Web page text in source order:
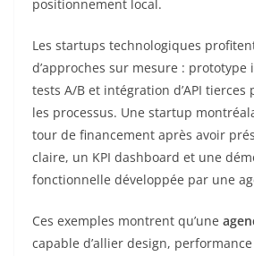
positionnement local.
Les startups technologiques
d’approches sur mesure :
tests A/B et intégration d’API
les processus. Une startup
tour de financement après avoir
claire, un KPI dashboard et une
fonctionnelle développée par une
Ces exemples montrent qu’une
capable d’allier design,